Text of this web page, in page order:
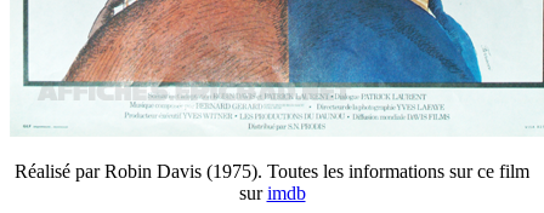
Réalisé par Robin Davis (1975). Toutes les informations sur ce film
surimdb